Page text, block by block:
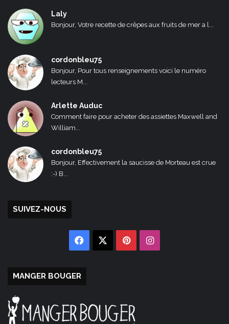
Laly
Bonjour, Votre recette de crêpes aux fruits de mer a l...
cordonbleu75
Bonjour, Pour tous renseignements voici le numéro
lecteurs M...
Arlette Auduc
Comment faire pour acheter des assiettes Maxwell and
William...
cordonbleu75
Bonjour, Effectivement la saucisse de Morteau est crue
:-) B...
SUIVEZ-NOUS
Facebook PinterestInstagram
MANGER BOUGER